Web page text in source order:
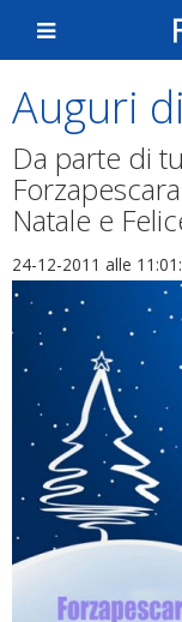
Auguri
Da parte di
Natale e
24-12-2011 alle